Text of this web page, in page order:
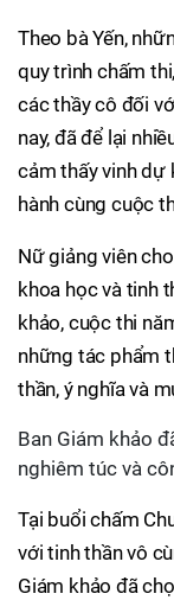
Theo bà Yến,
quy trình chấm
các thầy cô đối
nay, đã để lại
cảm thấy vinh dự
hành cùng cuộc
Nữ giảng viên
khoa học và tinh
khảo, cuộc thi
những tác phẩm
thần, ý nghĩa và
Ban Giám khảo
nghiêm túc và
Tại buổi chấm
với tinh thần vô
Giám khảo đã